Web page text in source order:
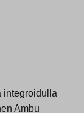
integroidulla
Ambu